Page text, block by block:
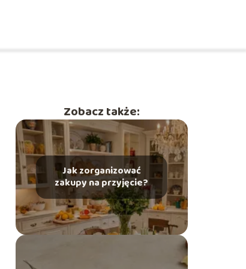
Zobacz także:
Jak zorganizować
zakupy na przyjęcie?